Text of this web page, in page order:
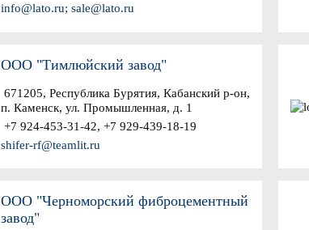
info@lato.ru; sale@lato.ru
ООО "Тимлюйский завод"
671205, Республика Бурятия, Кабанский р-он,
п. Каменск, ул. Промышленная, д. 1
+7 924-453-31-42, +7 929-439-18-19
shifer-rf@teamlit.ru
ООО "Черноморский фиброцементный
завод"